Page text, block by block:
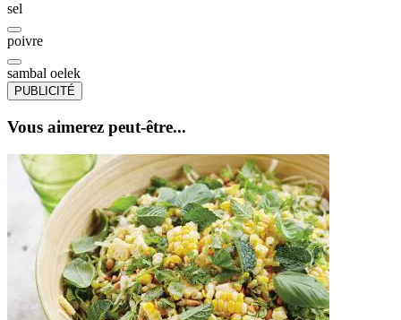
sel
poivre
sambal oelek
PUBLICITÉ
Vous aimerez peut-être...